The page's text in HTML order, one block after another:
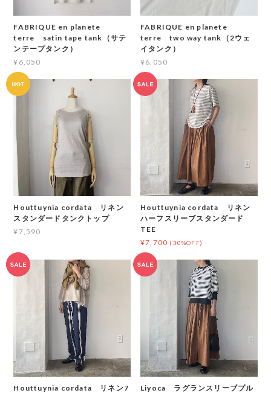
FABRIQUE en planete
terre satin tape tank（サテ
ンテープタンク）
¥6,050
FABRIQUE en planete
terre two way tank（2ウェ
イタンク）
¥6,050
Houttuynia cordata リネン
スタンダードタンクトップ
¥7,590
Houttuynia cordata リネン
ハーフスリーブスタンダード
TEE
¥7,700 (30%OFF)
Houttuynia cordata リネン7
Liyoca ラグランスリーブプル